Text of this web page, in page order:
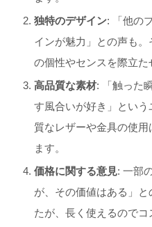
独特のデザイン: 「他の
インが魅力」との声も
の個性やセンスを際立た
高品質な素材: 「触った
す風合いが好き」とい
質なレザーや金具の使
ます。
価格に関する意見: 一部
が、その価値はある」
たが、長く使えるので